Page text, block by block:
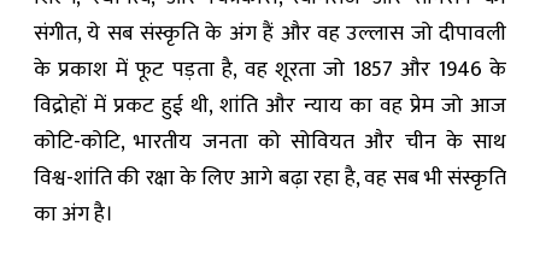
संगीत, ये सब संस्कृति के अंग हैं और वह उल्लास जो दीपावली
के प्रकाश में फूट पड़ता है, वह शूरता जो 1857 और 1946 के
विद्रोहों में प्रकट हुई थी, शांति और न्याय का वह प्रेम जो आज
कोटि-कोटि, भारतीय जनता को सोवियत और चीन के साथ
विश्व-शांति की रक्षा के लिए आगे बढ़ा रहा है, वह सब भी संस्कृति
का अंग है।